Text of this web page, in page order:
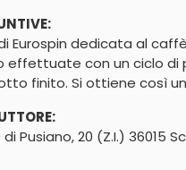
Eurospin dedicata al
effettuate con un ciclo di
finito. Si ottiene così
Pusiano, 20 (Z.I.) 36015